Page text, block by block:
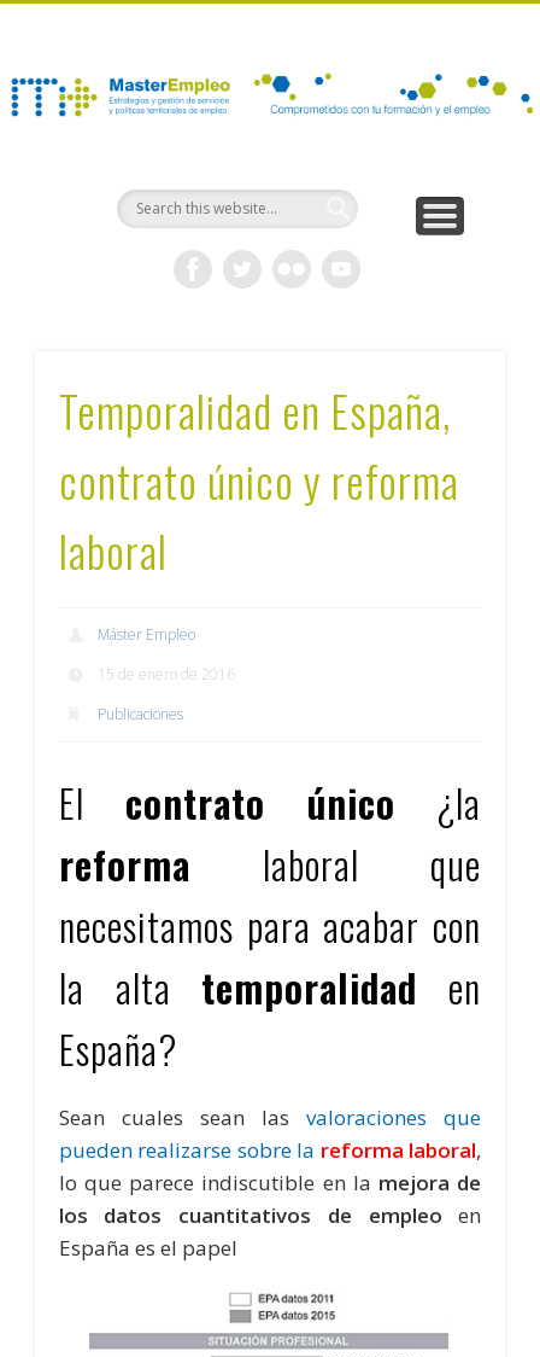
Temporalidad en España,
contrato único y reforma
laboral
Máster Empleo
15 de enero de 2016
Publicaciones
El contrato único ¿la
reforma laboral que
necesitamos para acabar con
la alta temporalidad en
España?
Sean cuales sean lasvaloraciones que
pueden realizarse sobre la reforma laboral,
lo que parece indiscutible en la mejora de
los datos cuantitativos de empleo en
España es el papel